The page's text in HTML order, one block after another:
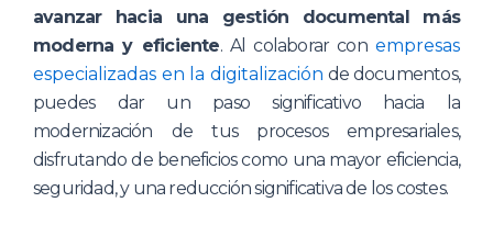
avanzar hacia una gestión documental más
moderna y eficiente. Al colaborar con empresas
especializadas en la digitalización de documentos,
puedes dar un paso significativo hacia la
modernización de tus procesos empresariales,
disfrutando de beneficios como una mayor eficiencia,
seguridad, y una reducción significativa de los costes.